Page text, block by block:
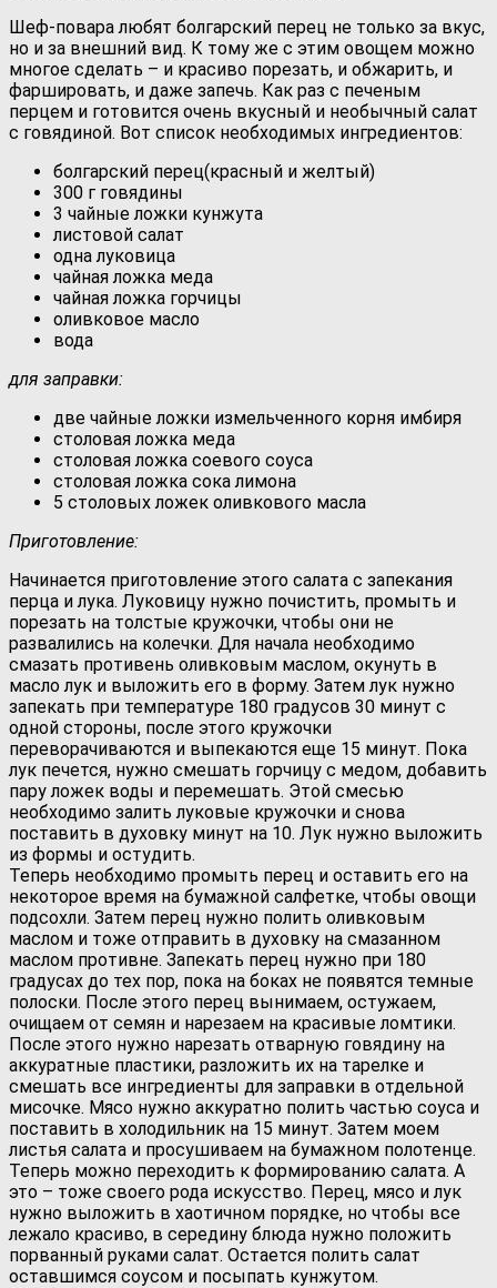
Шеф-повара любят болгарский перец не только за вкус,
но и за внешний вид. К тому же с этим овощем можно
многое сделать – и красиво порезать, и обжарить, и
фаршировать, и даже запечь. Как раз с печеным
перцем и готовится очень вкусный и необычный салат
с говядиной. Вот список необходимых ингредиентов:
болгарский перец(красный и желтый)
300 г говядины
3 чайные ложки кунжута
листовой салат
одна луковица
чайная ложка меда
чайная ложка горчицы
оливковое масло
вода
для заправки:
две чайные ложки измельченного корня имбиря
столовая ложка меда
столовая ложка соевого соуса
столовая ложка сока лимона
5 столовых ложек оливкового масла
Приготовление:
Начинается приготовление этого салата с запекания
перца и лука. Луковицу нужно почистить, промыть и
порезать на толстые кружочки, чтобы они не
развалились на колечки. Для начала необходимо
смазать противень оливковым маслом, окунуть в
масло лук и выложить его в форму. Затем лук нужно
запекать при температуре 180 градусов 30 минут с
одной стороны, после этого кружочки
переворачиваются и выпекаются еще 15 минут. Пока
лук печется, нужно смешать горчицу с медом, добавить
пару ложек воды и перемешать. Этой смесью
необходимо залить луковые кружочки и снова
поставить в духовку минут на 10. Лук нужно выложить
из формы и остудить.
Теперь необходимо промыть перец и оставить его на
некоторое время на бумажной салфетке, чтобы овощи
подсохли. Затем перец нужно полить оливковым
маслом и тоже отправить в духовку на смазанном
маслом противне. Запекать перец нужно при 180
градусах до тех пор, пока на боках не появятся темные
полоски. После этого перец вынимаем, остужаем,
очищаем от семян и нарезаем на красивые ломтики.
После этого нужно нарезать отварную говядину на
аккуратные пластики, разложить их на тарелке и
смешать все ингредиенты для заправки в отдельной
мисочке. Мясо нужно аккуратно полить частью соуса и
поставить в холодильник на 15 минут. Затем моем
листья салата и просушиваем на бумажном полотенце.
Теперь можно переходить к формированию салата. А
это – тоже своего рода искусство. Перец, мясо и лук
нужно выложить в хаотичном порядке, но чтобы все
лежало красиво, в середину блюда нужно положить
порванный руками салат. Остается полить салат
оставшимся соусом и посыпать кунжутом.